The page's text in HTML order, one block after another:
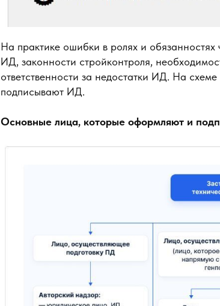
На практике ошибки в ролях и
ИД, законности стройконтроля,
ответственности за недостатки ИД. На
подписывают ИД.
Основные лица, которые оформляют и